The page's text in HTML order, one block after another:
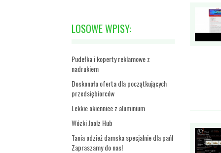
LOSOWE WPISY:
Pudełka i koperty reklamowe z
nadrukiem
Doskonała oferta dla początkujących
przedsiębiorców
Lekkie okiennice z aluminium
Wózki Joolz Hub
Tania odzież damska specjalnie dla pań!
Zapraszamy do nas!